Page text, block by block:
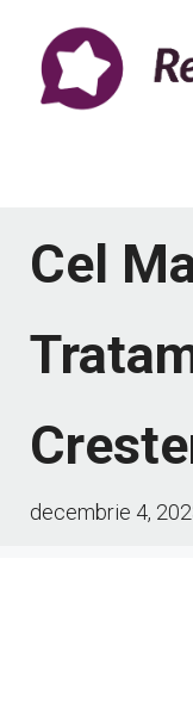
conținut
Cel
decembrie 4,